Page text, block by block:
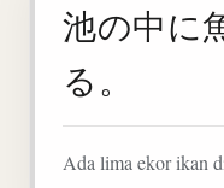
池の中に
る。
Ada lima ekor ikan